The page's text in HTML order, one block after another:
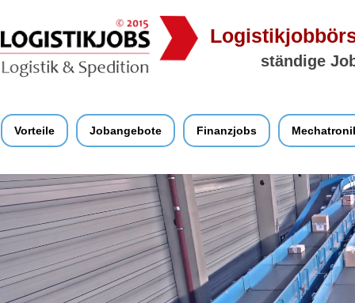
ständige
Vorteile Jobangebote Finanzjobs